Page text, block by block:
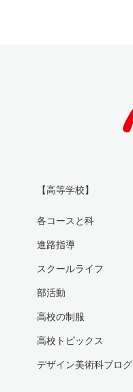
【高等学校】
各コースと科
進路指導
スクールライフ
部活動
高校の制服
高校トピックス
デザイン美術科ブログ